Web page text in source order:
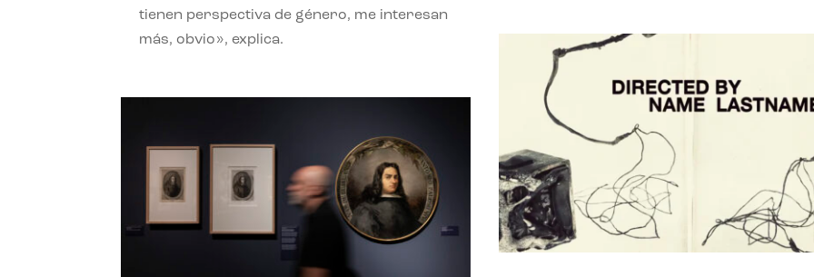
tienen perspectiva de género, me interesan
más, obvio», explica.